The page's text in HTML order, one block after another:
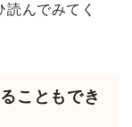
んでみてく
こともでき